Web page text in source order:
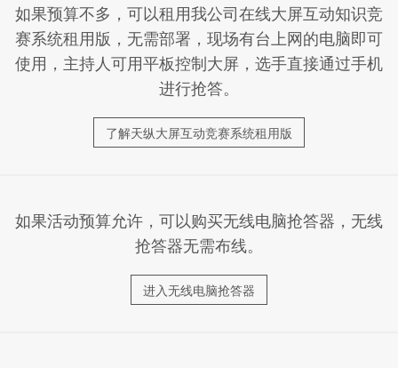
如果预算不多，可以租用我公司在线大屏互动知识竞
赛系统租用版，无需部署，现场有台上网的电脑即可
使用，主持人可用平板控制大屏，选手直接通过手机
进行抢答。
了解天纵大屏互动竞赛系统租用版
如果活动预算允许，可以购买无线电脑抢答器，无线
抢答器无需布线。
进入无线电脑抢答器